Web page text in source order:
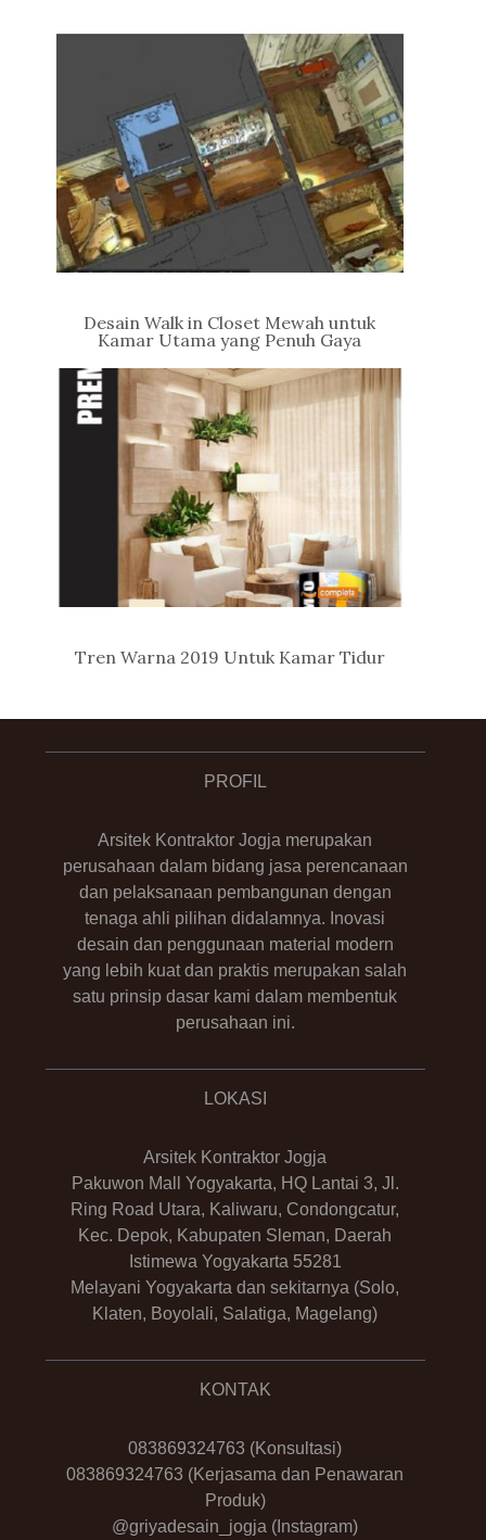
Desain Walk in Closet Mewah untuk
Kamar Utama yang Penuh Gaya
Tren Warna 2019 Untuk Kamar Tidur
PROFIL
Arsitek Kontraktor Jogja merupakan
perusahaan dalam bidang jasa perencanaan
dan pelaksanaan pembangunan dengan
tenaga ahli pilihan didalamnya. Inovasi
desain dan penggunaan material modern
yang lebih kuat dan praktis merupakan salah
satu prinsip dasar kami dalam membentuk
perusahaan ini.
LOKASI
Arsitek Kontraktor Jogja
Pakuwon Mall Yogyakarta, HQ Lantai 3, Jl.
Ring Road Utara, Kaliwaru, Condongcatur,
Kec. Depok, Kabupaten Sleman, Daerah
Istimewa Yogyakarta 55281
Melayani Yogyakarta dan sekitarnya (Solo,
Klaten, Boyolali, Salatiga, Magelang)
KONTAK
083869324763 (Konsultasi)
083869324763 (Kerjasama dan Penawaran
Produk)
@griyadesain_jogja (Instagram)